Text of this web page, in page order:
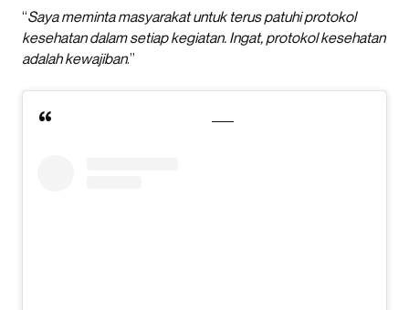
“Saya meminta masyarakat untuk terus patuhi protokol
kesehatan dalam setiap kegiatan. Ingat, protokol kesehatan
adalah kewajiban.”